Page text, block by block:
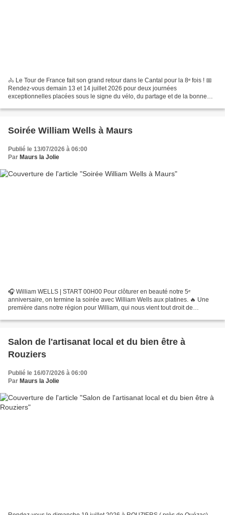
🚴 Le Tour de France fait son grand retour dans le Cantal pour la 8ᵉ fois ! 📅
Rendez-vous demain 13 et 14 juillet 2026 pour deux journées
exceptionnelles placées sous le signe du vélo, du partage et de la bonne
Soirée William Wells à Maurs
Publié le 13/07/2026 à 06:00
Par Maurs la Jolie
🎧 William WELLS | START 00H00 Pour clôturer en beauté notre 5ᵉ
anniversaire, on termine la soirée avec William Wells aux platines. 🔥 Une
première dans notre région pour William, qui nous vient tout droit de
Salon de l'artisanat local et du bien être à
Rouziers
Publié le 16/07/2026 à 06:00
Par Maurs la Jolie